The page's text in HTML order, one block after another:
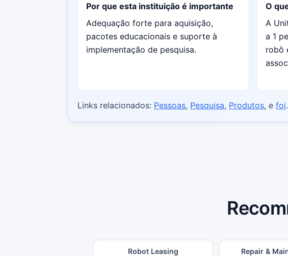
Por que esta instituição é importante
Adequação forte para aquisição,
pacotes educacionais e suporte à
implementação de pesquisa.
O
A
a 1
robô
Links relacionados: Pessoas, Pesquisa, Produtos, efoi.
Robot Leasing Repair &